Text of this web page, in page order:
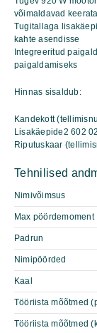
võimaldavad
Tugitallaga
kahte asendisse
Integreeritud
paigaldamiseks
Hinnas sisaldub:
Kandekott
Lisakäepide2 602
Riputuskaar
Tehnilised
Nimivõimsus
Max pöördemoment
Padrun
Nimipöörded
Kaal
Tööriista mõõtmed
Tööriista mõõtmed